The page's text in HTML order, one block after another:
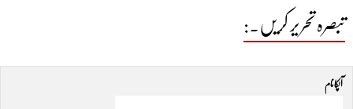
تبصرہ تحریر کریں۔:
آپکا نام